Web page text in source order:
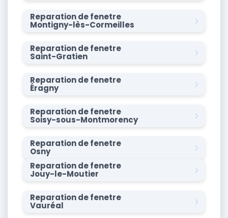
Reparation de fenetre
Montigny-lès-Cormeilles
Reparation de fenetre
Saint-Gratien
Reparation de fenetre
Éragny
Reparation de fenetre
Soisy-sous-Montmorency
Reparation de fenetre
Osny
Reparation de fenetre
Jouy-le-Moutier
Reparation de fenetre
Vauréal